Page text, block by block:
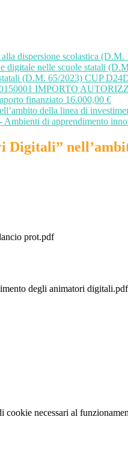
dispersione scolastica
digitale nelle scuole statali
(D.M. 65/2023) CUP
IMPORTO
finanziato 16.000,00 €
della linea di
Ambienti di apprendimento
prot.pdf
degli animatori digitali.pdf
necessari al